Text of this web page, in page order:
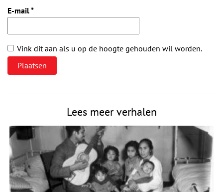
E-mail*
Vink dit aan als u op de hoogte gehouden wil worden.
Lees meer verhalen